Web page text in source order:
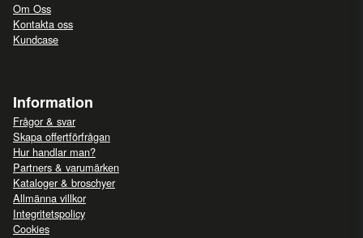
Om Oss
Kontakta oss
Kundcase
Information
Frågor & svar
Skapa offertförfrågan
Hur handlar man?
Partners & varumärken
Kataloger & broschyer
Allmänna villkor
Integritetspolicy
Cookies